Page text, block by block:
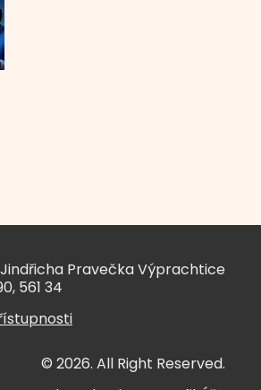
Pravečka Výprachtice
561 34
© 2026. All Right Reserved.